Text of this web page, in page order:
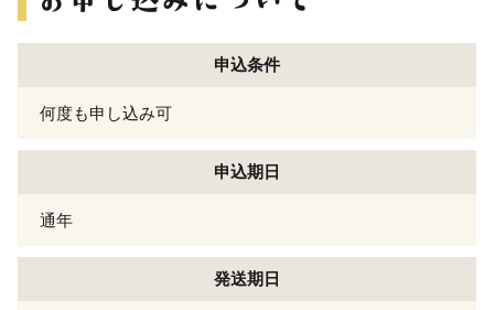
申込条件
何度も申し込み可
申込期日
通年
発送期日